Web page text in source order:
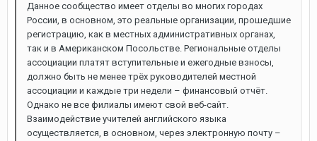
Данное сообщество имеет отделы во многих городах
России, в основном, это реальные организации, прошедшие
регистрацию, как в местных административных органах,
так и в Американском Посольстве. Региональные отделы
ассоциации платят вступительные и ежегодные взносы,
должно быть не менее трёх руководителей местной
ассоциации и каждые три недели – финансовый отчёт.
Однако не все филиалы имеют свой веб-сайт.
Взаимодействие учителей английского языка
осуществляется, в основном, через электронную почту –